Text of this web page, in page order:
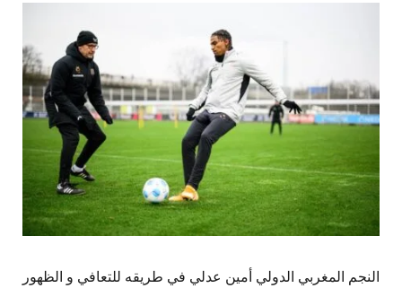
النجم المغربي الدولي أمين عدلي في طريقه للتعافي و الظهور